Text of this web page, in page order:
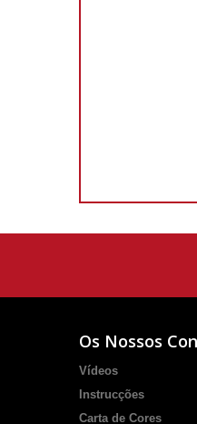
Os Nossos
Vídeos
Instrucções
Carta de Cores